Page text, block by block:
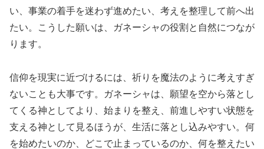
い、事業の着手を迷わず進めたい、考えを整理して前へ出
たい。こうした願いは、ガネーシャの役割と自然につなが
ります。
信仰を現実に近づけるには、祈りを魔法のように考えすぎ
ないことも大事です。ガネーシャは、願望を空から落とし
てくる神としてより、始まりを整え、前進しやすい状態を
支える神として見るほうが、生活に落とし込みやすい。何
を始めたいのか、どこで止まっているのか、何を整えたい